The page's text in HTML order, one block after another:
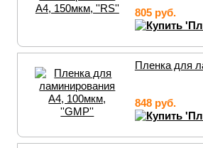
805 руб.
Пленка для
848 руб.